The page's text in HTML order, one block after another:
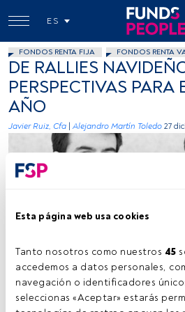
Esta página web usa cookies
Tanto nosotros como nuestros 45
accedemos a datos personales,
navegación o identificadores
seleccionas «Aceptar» estarás
ES
FONDOS RENTA FIJA FONDOS RENTA
DE RALLIES
PERSPECTIVAS PARA
AÑO
Javier Ruiz, Cfa Alejandro Martín Toledo 27
Funds People
Tiempo lectura: 2 min.